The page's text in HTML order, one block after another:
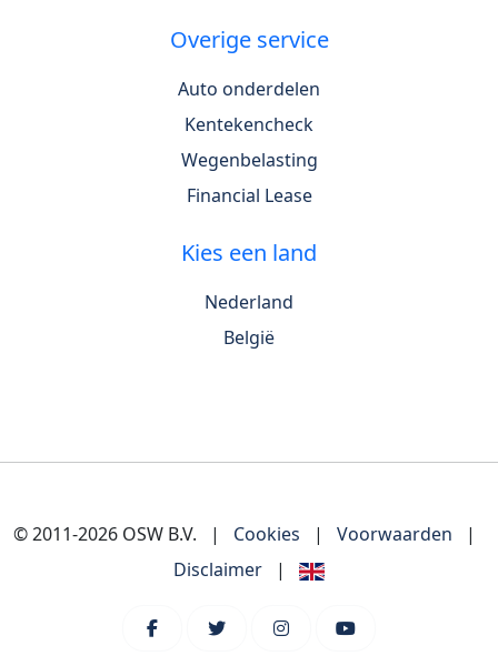
Overige service
Auto onderdelen
Kentekencheck
Wegenbelasting
Financial Lease
Kies een land
Nederland
België
© 2011-2026 OSW B.V. | Cookies | Voorwaarden
|
Disclaimer
|